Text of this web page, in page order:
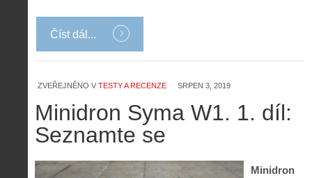
Číst dál...
ZVEŘEJNĚNO V TESTY A RECENZE SRPEN 3, 2019
Minidron Syma W1. 1. díl:
Seznamte se
Minidron